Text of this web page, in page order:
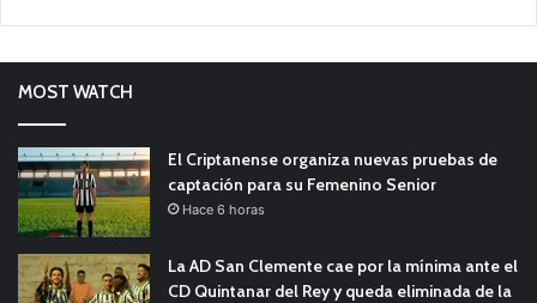
MOST WATCH
El Criptanense organiza nuevas pruebas de
captación para su Femenino Senior
Hace 6 horas
La AD San Clemente cae por la mínima ante el
CD Quintanar del Rey y queda eliminada de la